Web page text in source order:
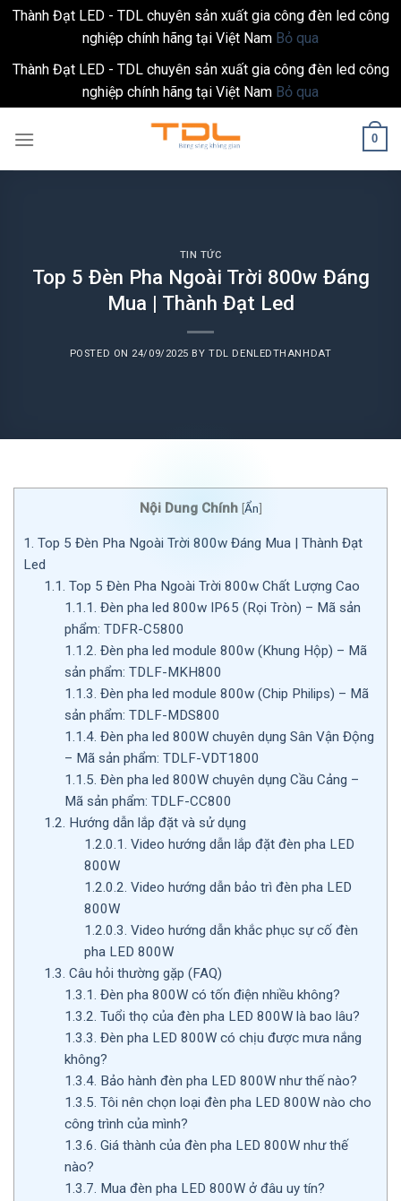
Thành Đạt LED - TDL chuyên sản xuất gia công đèn led công
nghiệp chính hãng tại Việt Nam Bỏ qua
Thành Đạt LED - TDL chuyên sản xuất gia công đèn led công
nghiệp chính hãng tại Việt Nam Bỏ qua
0
TIN TỨC
Top 5 Đèn Pha Ngoài Trời 800w Đáng
Mua | Thành Đạt Led
POSTED ON 24/09/2025 BYTDL DENLEDTHANHDAT
Nội Dung Chính [Ẩn]
1. Top 5 Đèn Pha Ngoài Trời 800w Đáng Mua | Thành Đạt
Led
1.1. Top 5 Đèn Pha Ngoài Trời 800w Chất Lượng Cao
1.1.1. Đèn pha led 800w IP65 (Rọi Tròn) – Mã sản
phẩm: TDFR-C5800
1.1.2. Đèn pha led module 800w (Khung Hộp) – Mã
sản phẩm: TDLF-MKH800
1.1.3. Đèn pha led module 800w (Chip Philips) – Mã
sản phẩm: TDLF-MDS800
1.1.4. Đèn pha led 800W chuyên dụng Sân Vận Động
– Mã sản phẩm: TDLF-VDT1800
1.1.5. Đèn pha led 800W chuyên dụng Cầu Cảng –
Mã sản phẩm: TDLF-CC800
1.2. Hướng dẫn lắp đặt và sử dụng
1.2.0.1. Video hướng dẫn lắp đặt đèn pha LED
800W
1.2.0.2. Video hướng dẫn bảo trì đèn pha LED
800W
1.2.0.3. Video hướng dẫn khắc phục sự cố đèn
pha LED 800W
1.3. Câu hỏi thường gặp (FAQ)
1.3.1. Đèn pha 800W có tốn điện nhiều không?
1.3.2. Tuổi thọ của đèn pha LED 800W là bao lâu?
1.3.3. Đèn pha LED 800W có chịu được mưa nắng
không?
1.3.4. Bảo hành đèn pha LED 800W như thế nào?
1.3.5. Tôi nên chọn loại đèn pha LED 800W nào cho
công trình của mình?
1.3.6. Giá thành của đèn pha LED 800W như thế
nào?
1.3.7. Mua đèn pha LED 800W ở đâu uy tín?